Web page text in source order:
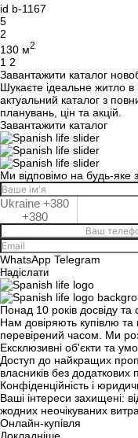
id b-1167
5
2
130 м2
Навігація
за
записами
1 2
Завантажити каталог
Шукаєте ідеальне житло
актуальний каталог з
планувань, цін та акцій.
Завантажити каталог
Ми відповімо на будь-яке
Ukraine +380
+380
WhatsApp Telegram
Надіслати
Понад 10 років досвіду та
Нам довіряють купівлю та
перевірений часом. Ми
Ексклюзивні об'єкти та
Доступ до найкращих
власників без додаткових
Конфіденційність і
Ваші інтереси захищені:
жодних неочікуваних
Онлайн-купівля
Докладніше